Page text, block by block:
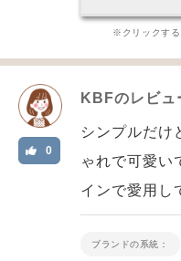
※クリックする
KBFのレビュ
0
シンプルだけ
ゃれで可愛い
インで愛用し
ブランドの系統：